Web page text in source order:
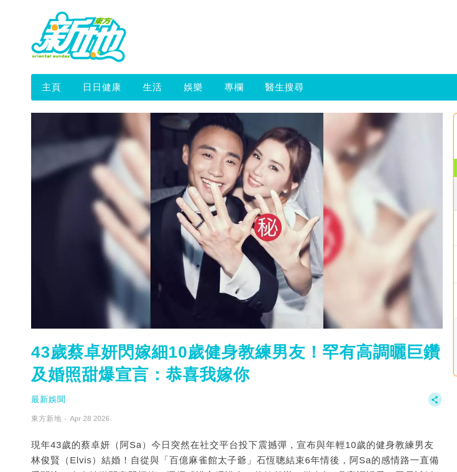
主頁 日日健康 生活 娛樂 專欄 醫生搜尋
43歲蔡卓妍閃嫁細10歲健身教練男友！罕有高調曬巨鑽
及婚照甜爆宣言：恭喜我嫁你
最新娛聞
東方新地 Apr 28 2026
現年43歲的蔡卓妍（阿Sa）今日突然在社交平台投下震撼彈，宣布與年輕10歲的健身教練男友
林俊賢（Elvis）結婚！自從與「百億麻雀館太子爺」石恆聰結束6年情後，阿Sa的感情路一直備